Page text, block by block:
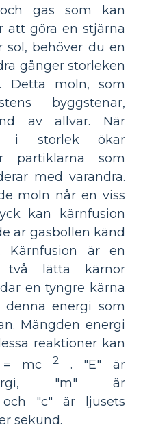
gas som kan
att göra en stjärna
behöver du en
gånger storleken
Detta moln, som
byggstenar,
av allvar. När
i storlek ökar
partiklarna som
med varandra.
moln når en viss
kan kärnfusion
är gasbollen känd
Kärnfusion är en
två lätta kärnor
en tyngre kärna
energi som
Mängden energi
reaktioner kan
= mc 2 . "E" är
"m" är
och "c" är ljusets
sekund.